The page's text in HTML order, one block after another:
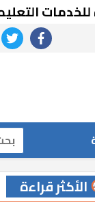
التعليمية”
facebook
بحث
الأكثر قراءة